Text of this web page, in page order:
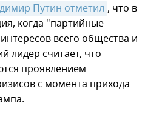
Путин отметил , что в
когда "партийные
всего общества и
лидер считает, что
проявлением
с момента прихода